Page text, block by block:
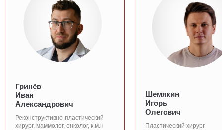
Гринёв
Иван
Александрович
Реконструктивно-пластический
хирург, маммолог, онколог, к.м.н
Шемякин
Игорь
Олегович
Пластический хирург